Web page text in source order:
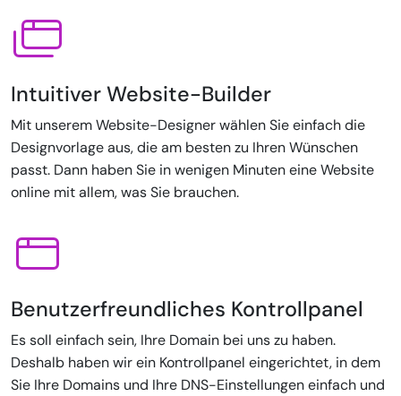
Intuitiver Website-Builder
Mit unserem Website-Designer wählen Sie einfach die
Designvorlage aus, die am besten zu Ihren Wünschen
passt. Dann haben Sie in wenigen Minuten eine Website
online mit allem, was Sie brauchen.
Benutzerfreundliches Kontrollpanel
Es soll einfach sein, Ihre Domain bei uns zu haben.
Deshalb haben wir ein Kontrollpanel eingerichtet, in dem
Sie Ihre Domains und Ihre DNS-Einstellungen einfach und